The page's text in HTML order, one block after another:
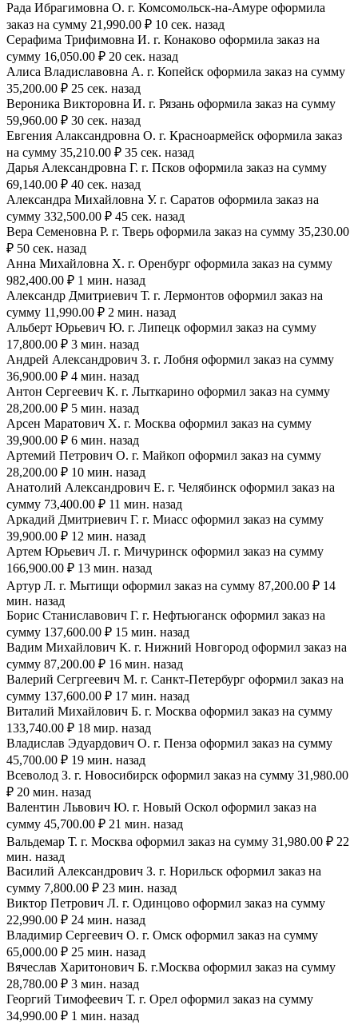
Рада Ибрагимовна О. г. Комсомольск-на-Амуре оформила
заказ на сумму 21,990.00 ₽ 10 сек. назад
Серафима Трифимовна И. г. Конаково оформила заказ на
сумму 16,050.00 ₽ 20 сек. назад
Алиса Владиславовна А. г. Копейск оформила заказ на сумму
35,200.00 ₽ 25 сек. назад
Вероника Викторовна И. г. Рязань оформила заказ на сумму
59,960.00 ₽ 30 сек. назад
Евгения Алаксандровна О. г. Красноармейск оформила заказ
на сумму 35,210.00 ₽ 35 сек. назад
Дарья Александровна Г. г. Псков оформила заказ на сумму
69,140.00 ₽ 40 сек. назад
Александра Михайловна У. г. Саратов оформила заказ на
сумму 332,500.00 ₽ 45 сек. назад
Вера Семеновна Р. г. Тверь оформила заказ на сумму 35,230.00
₽ 50 сек. назад
Анна Михайловна Х. г. Оренбург оформила заказ на сумму
982,400.00 ₽ 1 мин. назад
Александр Дмитриевич Т. г. Лермонтов оформил заказ на
сумму 11,990.00 ₽ 2 мин. назад
Альберт Юрьевич Ю. г. Липецк оформил заказ на сумму
17,800.00 ₽ 3 мин. назад
Андрей Александрович З. г. Лобня оформил заказ на сумму
36,900.00 ₽ 4 мин. назад
Антон Сергеевич К. г. Лыткарино оформил заказ на сумму
28,200.00 ₽ 5 мин. назад
Арсен Маратович Х. г. Москва оформил заказ на сумму
39,900.00 ₽ 6 мин. назад
Артемий Петрович О. г. Майкоп оформил заказ на сумму
28,200.00 ₽ 10 мин. назад
Анатолий Александрович Е. г. Челябинск оформил заказ на
сумму 73,400.00 ₽ 11 мин. назад
Аркадий Дмитриевич Г. г. Миасс оформил заказ на сумму
39,900.00 ₽ 12 мин. назад
Артем Юрьевич Л. г. Мичуринск оформил заказ на сумму
166,900.00 ₽ 13 мин. назад
Артур Л. г. Мытищи оформил заказ на сумму 87,200.00 ₽ 14
мин. назад
Борис Станиславович Г. г. Нефтьюганск оформил заказ на
сумму 137,600.00 ₽ 15 мин. назад
Вадим Михайлович К. г. Нижний Новгород оформил заказ на
сумму 87,200.00 ₽ 16 мин. назад
Валерий Сегргеевич М. г. Санкт-Петербург оформил заказ на
сумму 137,600.00 ₽ 17 мин. назад
Виталий Михайлович Б. г. Москва оформил заказ на сумму
133,740.00 ₽ 18 мир. назад
Владислав Эдуардович О. г. Пенза оформил заказ на сумму
45,700.00 ₽ 19 мин. назад
Всеволод З. г. Новосибирск оформил заказ на сумму 31,980.00
₽ 20 мин. назад
Валентин Львович Ю. г. Новый Оскол оформил заказ на
сумму 45,700.00 ₽ 21 мин. назад
Вальдемар Т. г. Москва оформил заказ на сумму 31,980.00 ₽ 22
мин. назад
Василий Александрович З. г. Норильск оформил заказ на
сумму 7,800.00 ₽ 23 мин. назад
Виктор Петрович Л. г. Одинцово оформил заказ на сумму
22,990.00 ₽ 24 мин. назад
Владимир Сергеевич О. г. Омск оформил заказ на сумму
65,000.00 ₽ 25 мин. назад
Вячеслав Харитонович Б. г.Москва оформил заказ на сумму
28,780.00 ₽ 3 мин. назад
Георгий Тимофеевич Т. г. Орел оформил заказ на сумму
34,990.00 ₽ 1 мин. назад